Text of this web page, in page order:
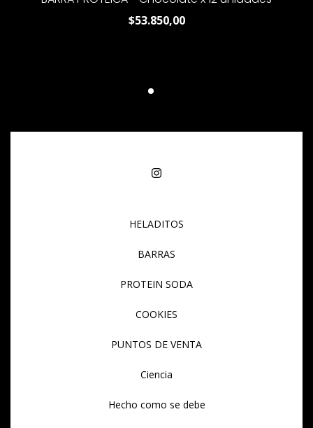
$53.850,00
HELADITOS
BARRAS
PROTEIN SODA
COOKIES
PUNTOS DE VENTA
Ciencia
Hecho como se debe